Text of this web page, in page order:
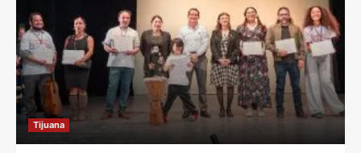
Tijuana